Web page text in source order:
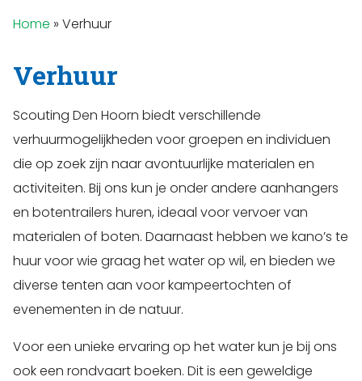
Home » Verhuur
Verhuur
Scouting Den Hoorn biedt verschillende
verhuurmogelijkheden voor groepen en individuen
die op zoek zijn naar avontuurlijke materialen en
activiteiten. Bij ons kun je onder andere aanhangers
en botentrailers huren, ideaal voor vervoer van
materialen of boten. Daarnaast hebben we kano’s te
huur voor wie graag het water op wil, en bieden we
diverse tenten aan voor kampeertochten of
evenementen in de natuur.
Voor een unieke ervaring op het water kun je bij ons
ook een rondvaart boeken. Dit is een geweldige